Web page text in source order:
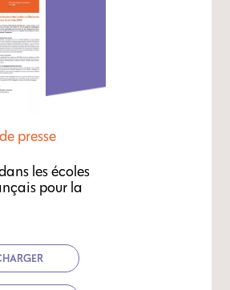
presse
les écoles
pour la